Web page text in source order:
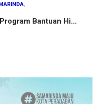
,
Bantuan Hi…